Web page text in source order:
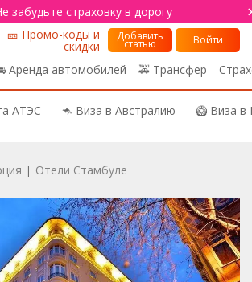
забудьте страховку в дорогу
Аренда автомобилей 🚕 Трансфер
🎫 Промо-коды и
скидки
Добавить
статью Войти
АТЭС 🦘 Виза в Австралию 🥝 Виза
| Отели Стамбуле